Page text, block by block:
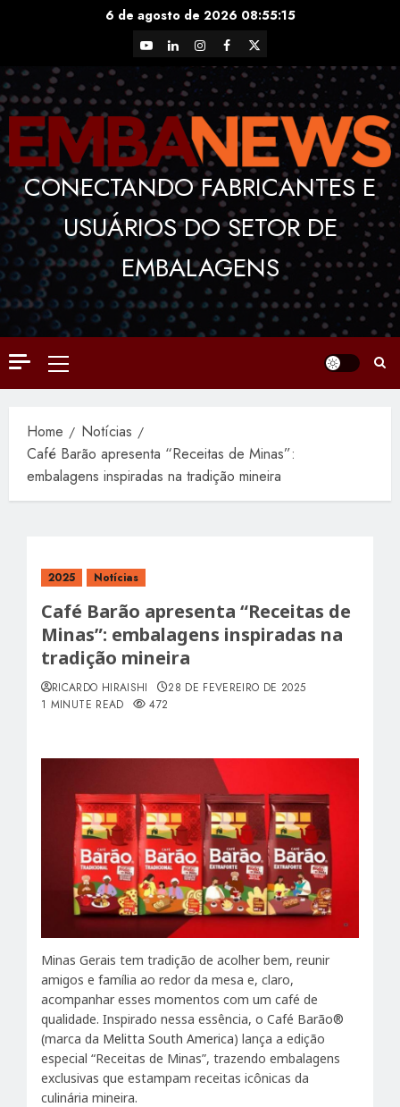
6 de agosto de 2026 08:55:16
YouTubeLinkedInInstagram
Facebook
X
CONECTANDO FABRICANTES E
USUÁRIOS DO SETOR DE
EMBALAGENS
Primary
Menu
Home
Notícias
Café Barão apresenta “Receitas de Minas”:
embalagens inspiradas na tradição mineira
2025 Notícias
Café Barão apresenta “Receitas de
Minas”: embalagens inspiradas na
tradição mineira
RICARDO HIRAISHI
28 DE FEVEREIRO DE 2025
1 MINUTE READ
472
Minas Gerais tem tradição de acolher bem, reunir
amigos e família ao redor da mesa e, claro,
acompanhar esses momentos com um café de
qualidade. Inspirado nessa essência, o Café Barão®
(marca da Melitta South America) lança a edição
especial “Receitas de Minas”, trazendo embalagens
exclusivas que estampam receitas icônicas da
culinária mineira.